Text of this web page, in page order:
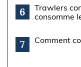
6
Trawlers
consomme
7 Comment